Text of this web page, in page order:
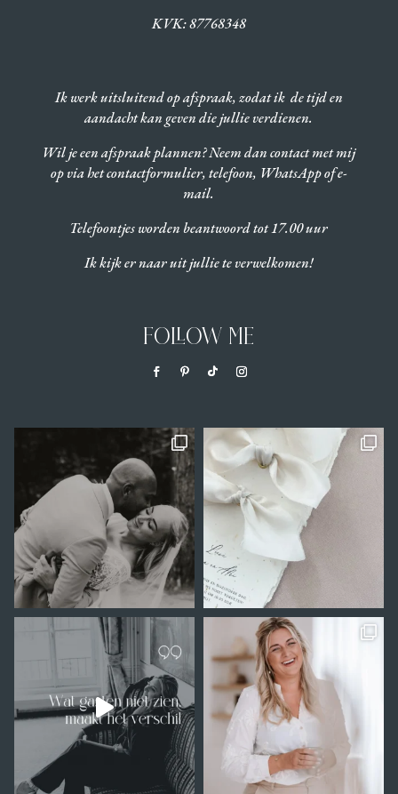
KVK:87768348
Ik werk uitsluitend op afspraak, zodat ik de tijd en
aandacht kan geven die jullie verdienen.
Wil je een afspraak plannen? Neem dan contact met mij
op via het contactformulier, telefoon, WhatsApp of e-
mail.
Telefoontjes worden beantwoord tot 17.00 uur
Ik kijk er naar uit jullie te verwelkomen!
FOLLOW ME